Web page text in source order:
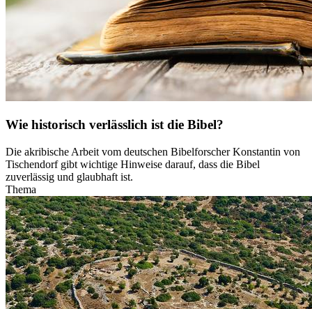
Wie historisch verlässlich ist die Bibel?
Die akribische Arbeit vom deutschen Bibelforscher Konstantin von
Tischendorf gibt wichtige Hinweise darauf, dass die Bibel
zuverlässig und glaubhaft ist.
Thema